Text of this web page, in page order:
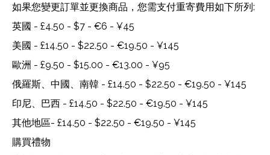
如果您變更訂單並更換商品，您需支付重寄費用如下所列:
英國 - £4.50 - $7 - €6 - ¥45
美國 - £14.50 - $22.50 - €19.50 - ¥145
歐洲 - £9.50 - $15.00 - €13.00 - ¥95
俄羅斯、中國、南韓 - £14.50 - $22.50 - €19.50 - ¥145
印尼、巴西 - £14.50 - $22.50 - €19.50 - ¥145
其他地區- £14.50 - $22.50 - €19.50 - ¥145
購買禮物